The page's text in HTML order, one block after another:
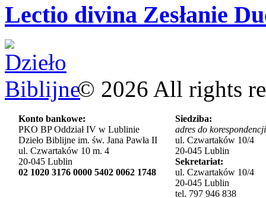
Lectio divina Zesłanie
© 2026 All rights
Konto bankowe:
PKO BP Oddział IV w Lublinie
Dzieło Biblijne im. św. Jana Pawła II
ul. Czwartaków 10 m. 4
20-045 Lublin
02 1020 3176 0000 5402 0062 1748
Siedziba:
adres do
ul. Czwartaków 10/4
20-045 Lublin
Sekretariat:
ul. Czwartaków 10/4
20-045 Lublin
tel. 797 946 838